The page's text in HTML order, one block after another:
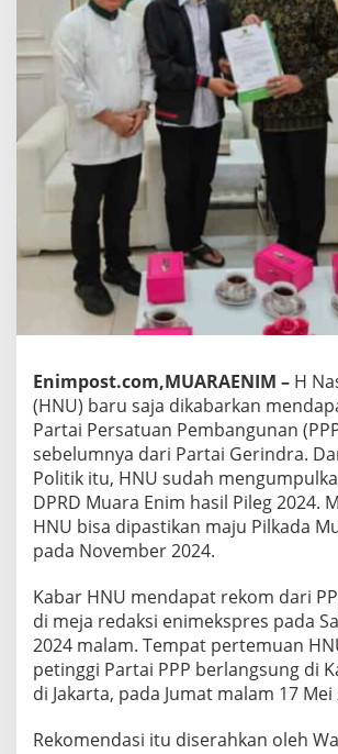
Enimpost.com,MUARAENIM – H
(HNU) baru saja dikabarkan
Partai Persatuan Pembangunan
sebelumnya dari Partai Gerindra.
Politik itu, HNU sudah
DPRD Muara Enim hasil Pileg 2024.
HNU bisa dipastikan maju Pilkada
pada November 2024.
Kabar HNU mendapat rekom dari
di meja redaksi enimekspres pada
2024 malam. Tempat pertemuan
petinggi Partai PPP berlangsung di
di Jakarta, pada Jumat malam 17 Mei
Rekomendasi itu diserahkan oleh